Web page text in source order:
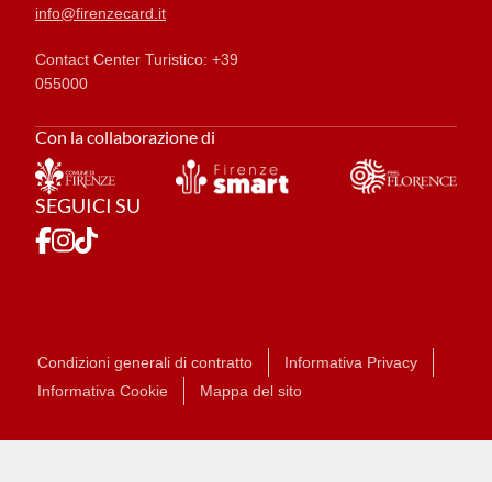
info@firenzecard.it
Contact Center Turistico: +39
055000
Con la collaborazione di
SEGUICI SU
Condizioni generali di contratto
Informativa Privacy
Informativa Cookie
Mappa del sito